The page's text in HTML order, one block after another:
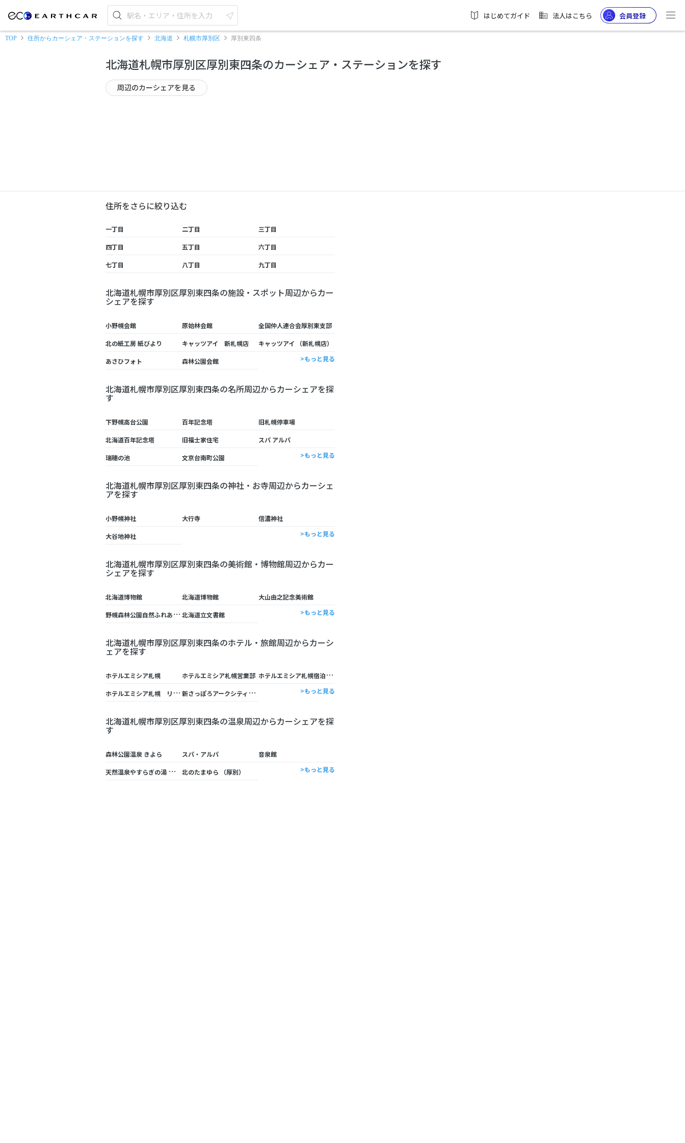
はじめてガイド 法人はこちら 会員登録
TOP 住所からカーシェア・ステーションを探す 北海道 札幌市厚別区 厚別東四条
北海道札幌市厚別区厚別東四条のカーシェア・ステーションを探す
周辺のカーシェアを見る
住所をさらに絞り込む
一丁目 二丁目 三丁目
四丁目 五丁目 六丁目
七丁目 八丁目 九丁目
北海道札幌市厚別区厚別東四条の施設・スポット周辺からカー
シェアを探す
小野幌会館 原始林会館 全国仲人連合会厚別東支部
北の紙工房 紙びより キャッツアイ 新札幌店 キャッツアイ （新札幌店）
あさひフォト 森林公園会館 >もっと見る
北海道札幌市厚別区厚別東四条の名所周辺からカーシェアを探
す
下野幌高台公園 百年記念塔 旧札幌停車場
北海道百年記念塔 旧福士家住宅 スパ アルパ
瑞穂の池 文京台南町公園 >もっと見る
北海道札幌市厚別区厚別東四条の神社・お寺周辺からカーシェ
アを探す
小野幌神社 大行寺 信濃神社
大谷地神社 >もっと見る
北海道札幌市厚別区厚別東四条の美術館・博物館周辺からカー
シェアを探す
北海道博物館 北海道博物館 大山由之記念美術館
野
幌森林公園自然ふれあい交流館 北海道立文書館 >もっと見る
北海道札幌市厚別区厚別東四条のホテル・旅館周辺からカーシ
ェアを探す
ホテルエミシア札幌 ホテルエミシア札幌営業部 ホ
テルエミシア札幌宿泊予約
ホ
テルエミシア札幌 リラクゼーション スパ・アルパ 新
さっぽろアークシティホテル >もっと見る
北海道札幌市厚別区厚別東四条の温泉周辺からカーシェアを探
す
森林公園温泉 きよら スパ・アルパ 音泉館
天
然温泉やすらぎの湯 北のたまゆら 厚別 北のたまゆら （厚別） >もっと見る